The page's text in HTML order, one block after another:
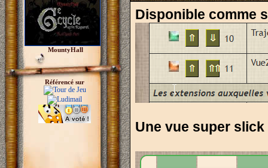
MountyHall
Référencé sur
Disponible comme
Une vue super